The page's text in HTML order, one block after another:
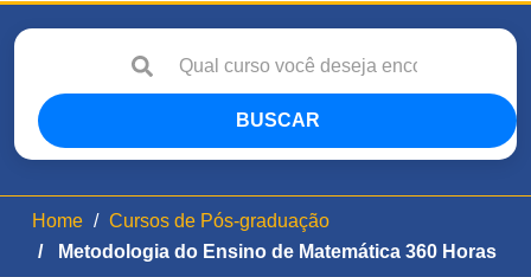
BUSCAR
Home
Cursos de Pós-graduação
Metodologia do Ensino de Matemática 360 Horas